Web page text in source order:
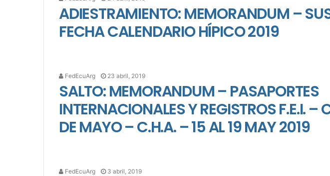
ADIESTRAMIENTO: MEMORANDUM –
FECHA CALENDARIO HÍPICO 2019
FedEcuArg 23 abril, 2019
SALTO: MEMORANDUM – PASAPORTES
INTERNACIONALES Y REGISTROS F.E.I. –
DE MAYO – C.H.A. – 15 AL 19 MAY 2019
FedEcuArg 3 abril, 2019